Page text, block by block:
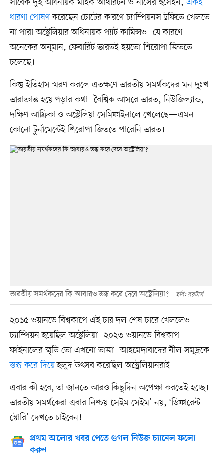
সাবেক দুই অধিনায়ক মাইক আথারটন ও নাসের হুসেইন, একই
ধারণা পোষণকরেছেন চোটের কারণে চ্যাম্পিয়নস ট্রফিতে খেলতে
না পারা অস্ট্রেলিয়ার অধিনায়ক প্যাট কামিন্সও। যে কারণে
অনেকের অনুমান, ফেবারিট ভারতই হয়তো শিরোপা জিততে
চলেছে।
কিন্তু ইতিহাস স্মরণ করলে এতক্ষণে ভারতীয় সমর্থকদের মন দুঃখ
ভারাক্রান্ত হয়ে পড়ার কথা। বৈশ্বিক আসরে ভারত, নিউজিল্যান্ড,
দক্ষিণ আফ্রিকা ও অস্ট্রেলিয়া সেমিফাইনালে খেলেছে—এমন
কোনো টুর্নামেন্টেই শিরোপা জিততে পারেনি ভারত।
ভারতীয় সমর্থকদের কি আবারও স্তব্ধ করে দেবে অস্ট্রেলিয়া? ছবি: রয়টার্স
২০১৫ ওয়ানডে বিশ্বকাপে এই চার দল শেষ চারে খেললেও
চ্যাম্পিয়ন হয়েছিল অস্ট্রেলিয়া। ২০২৩ ওয়ানডে বিশ্বকাপ
ফাইনালের স্মৃতি তো এখনো তাজা। আহমেদাবাদের নীল সমুদ্রকে
স্তব্ধ করে দিয়েহলুদ উৎসব করেছিল অস্ট্রেলিয়ানরাই।
এবার কী হবে, তা জানতে আরও কিছুদিন অপেক্ষা করতেই হচ্ছে।
ভারতীয় সমর্থকেরা এবার নিশ্চয় ‘সেইম সেইম’ নয়, ‘ডিফারেন্ট
স্টোরি’ দেখতে চাইবেন!
প্রথম আলোর খবর পেতে গুগল নিউজ চ্যানেল ফলো
করুন